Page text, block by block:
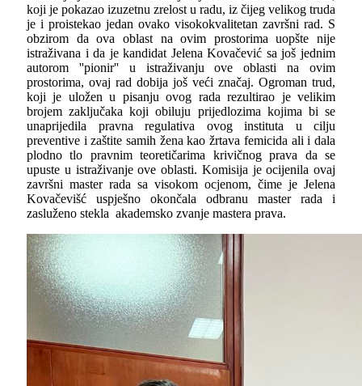
koji je pokazao izuzetnu zrelost u radu, iz čijeg velikog truda
je i proistekao jedan ovako visokokvalitetan završni rad. S
obzirom da ova oblast na ovim prostorima uopšte nije
istraživana i da je kandidat Jelena Kovačević sa još jednim
autorom ''pionir'' u istraživanju ove oblasti na ovim
prostorima, ovaj rad dobija još veći značaj. Ogroman trud,
koji je uložen u pisanju ovog rada rezultirao je velikim
brojem zaključaka koji obiluju prijedlozima kojima bi se
unaprijedila pravna regulativa ovog instituta u cilju
preventive i zaštite samih žena kao žrtava femicida ali i dala
plodno tlo pravnim teoretičarima krivičnog prava da se
upuste u istraživanje ove oblasti. Komisija je ocijenila ovaj
završni master rada sa visokom ocjenom, čime je Jelena
Kovačevišć uspješno okončala odbranu master rada i
zasluženo stekla akademsko zvanje mastera prava.